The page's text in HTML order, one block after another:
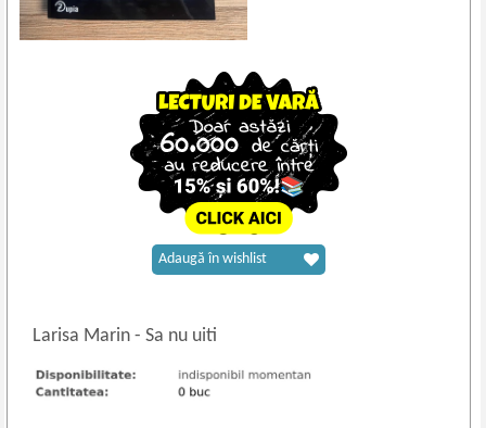
Larisa Marin- Sa nu uiti
Adaugă în wishlist